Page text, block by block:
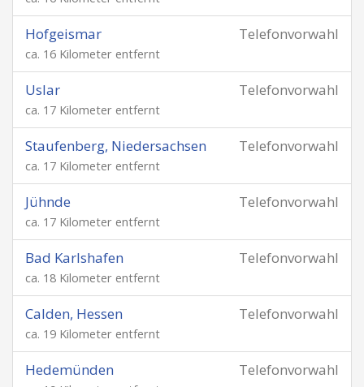
Telefonvorwahl
Hofgeismar
ca. 16 Kilometer entfernt
Telefonvorwahl
Uslar
ca. 17 Kilometer entfernt
Telefonvorwahl
Staufenberg, Niedersachsen
ca. 17 Kilometer entfernt
Telefonvorwahl
Jühnde
ca. 17 Kilometer entfernt
Telefonvorwahl
Bad Karlshafen
ca. 18 Kilometer entfernt
Telefonvorwahl
Calden, Hessen
ca. 19 Kilometer entfernt
Telefonvorwahl
Hedemünden